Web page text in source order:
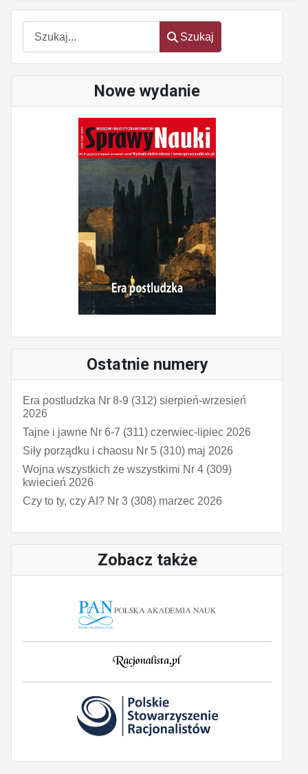
Szukaj
Szukaj
Nowe wydanie
Ostatnie numery
Era postludzka Nr 8-9 (312) sierpień-wrzesień
2026
Tajne i jawne Nr 6-7 (311) czerwiec-lipiec 2026
Siły porządku i chaosu Nr 5 (310) maj 2026
Wojna wszystkich ze wszystkimi Nr 4 (309)
kwiecień 2026
Czy to ty, czy AI? Nr 3 (308) marzec 2026
Zobacz także